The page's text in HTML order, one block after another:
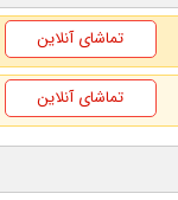
تماشای آنلاین
تماشای آنلاین